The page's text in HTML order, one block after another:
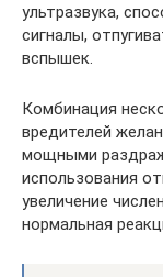
ультразвука,
сигналы,
вспышек.
Комбинация
вредителей
мощными
использования
увеличение
нормальная